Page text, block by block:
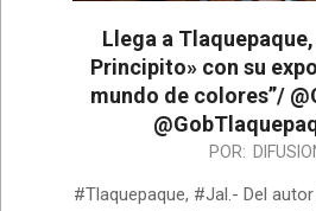
Llega a
Principito» con su
mundo de colores”/
POR:
#Tlaquepaque, #Jal.- Del